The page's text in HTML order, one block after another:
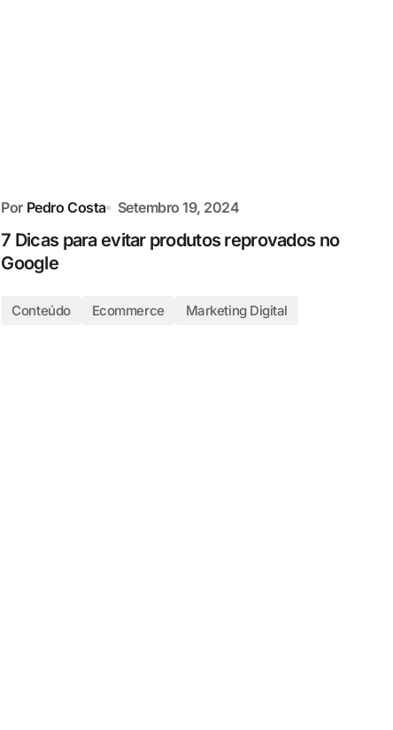
Por Pedro Costa Setembro 19, 2024
7 Dicas para evitar produtos reprovados no
Google
Conteúdo Ecommerce Marketing Digital